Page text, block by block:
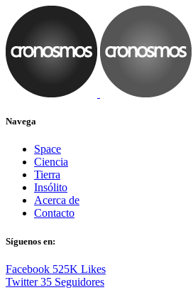
Navega
Space
Ciencia
Tierra
Insólito
Acerca de
Contacto
Síguenos en:
Facebook 525K Likes
Twitter 35 Seguidores